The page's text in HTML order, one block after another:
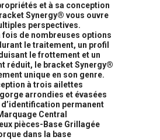
et à sa conception
Synergy® vous ouvre
perspectives.
fois de nombreuses options
le traitement, un profil
le frottement et un
réduit, le bracket Synergy®
unique en son genre.
à trois ailettes
gorge arrondies et évasées
d’identification permanent
Central
pièces-Base Grillagée
dans la base